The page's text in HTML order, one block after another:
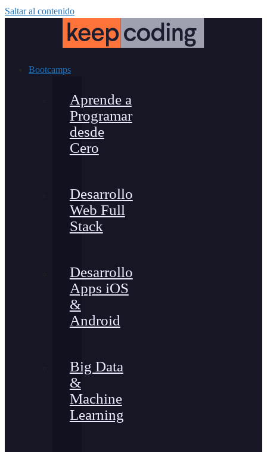
Saltar al contenido
Bootcamps
Aprende a
Programar
desde
Cero
Desarrollo
Web Full
Stack
Desarrollo
Apps iOS
&
Android
Big Data
&
Machine
Learning